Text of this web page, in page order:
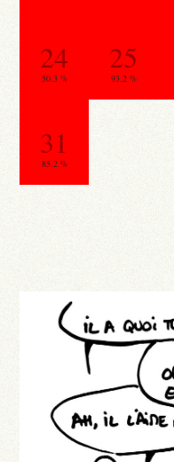
24
50.3 %
25
93.2 %
31
85.2 %